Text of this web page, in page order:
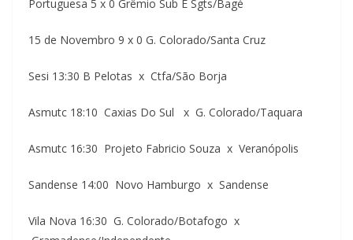
Portuguesa 5 x 0 Grêmio Sub E Sgts/Bagé
15 de Novembro 9 x 0 G. Colorado/Santa Cruz
Sesi 13:30 B Pelotas x Ctfa/São Borja
Asmutc 18:10 Caxias Do Sul x G. Colorado/Taquara
Asmutc 16:30 Projeto Fabricio Souza x Veranópolis
Sandense 14:00 Novo Hamburgo x Sandense
Vila Nova 16:30 G. Colorado/Botafogo x